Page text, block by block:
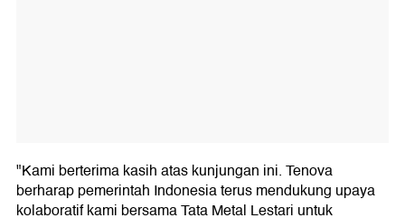
"Kami berterima kasih atas kunjungan ini. Tenova
berharap pemerintah Indonesia terus mendukung upaya
kolaboratif kami bersama Tata Metal Lestari untuk